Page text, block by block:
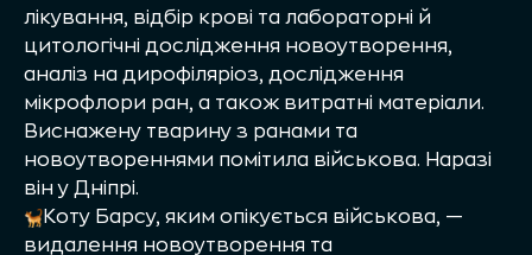
лікування, відбір крові та лабораторні й
цитологічні дослідження новоутворення,
аналіз на дирофіляріоз, дослідження
мікрофлори ран, а також витратні матеріали.
Виснажену тварину з ранами та
новоутвореннями помітила військова. Наразі
він у Дніпрі.
Коту Барсу, яким опікується військова, —
видалення новоутворення та